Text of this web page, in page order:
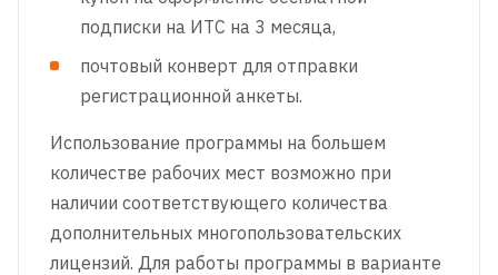
подписки на ИТС на 3 месяца,
почтовый конверт для отправки
регистрационной анкеты.
Использование программы на большем
количестве рабочих мест возможно при
наличии соответствующего количества
дополнительных многопользовательских
лицензий. Для работы программы в варианте